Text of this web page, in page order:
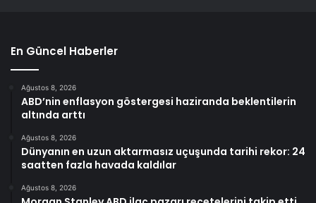
En Güncel Haberler
Ağustos 8, 2026
ABD’nin enflasyon göstergesi haziranda beklentilerin
altında arttı
Ağustos 8, 2026
Dünyanın en uzun aktarmasız uçuşunda tarihi rekor: 24
saatten fazla havada kaldılar
Ağustos 8, 2026